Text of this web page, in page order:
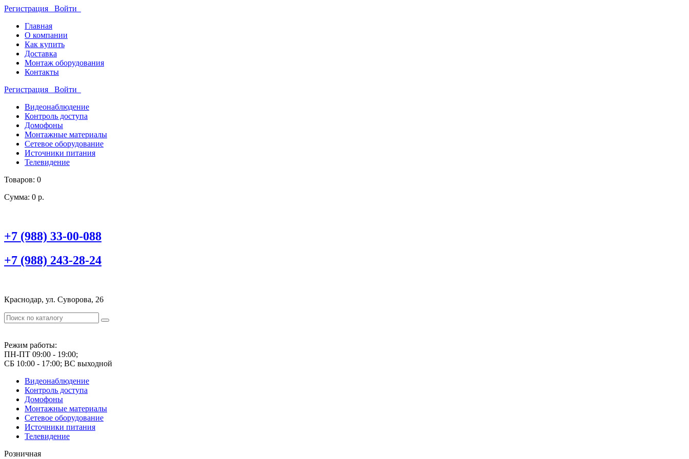
Регистрация Войти
Главная
О компании
Как купить
Доставка
Монтаж оборудования
Контакты
Регистрация Войти
Видеонаблюдение
Контроль доступа
Домофоны
Монтажные материалы
Сетевое оборудование
Источники питания
Телевидение
Товаров: 0
Сумма: 0 р.
+7 (988) 33-00-088
+7 (988) 243-28-24
Краснодар, ул. Суворова, 26
Режим работы:
ПН-ПТ 09:00 - 19:00;
СБ 10:00 - 17:00; ВС выходной
Видеонаблюдение
Контроль доступа
Домофоны
Монтажные материалы
Сетевое оборудование
Источники питания
Телевидение
Розничная